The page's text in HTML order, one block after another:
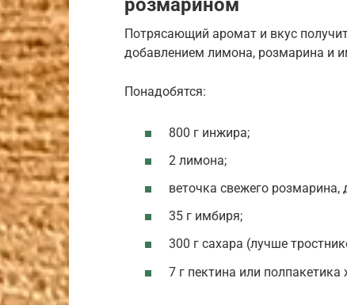
розмарином
Потрясающий аромат и вкус
добавлением лимона, розмарина и
Понадобятся:
800 г инжира;
2 лимона;
веточка свежего розмарина,
35 г имбиря;
300 г сахара (лучше
7 г пектина или